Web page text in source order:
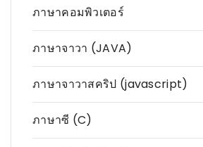
ภาษาคอมพิวเตอร์
ภาษาจาวา (JAVA)
ภาษาจาวาสคริป (javascript)
ภาษาซี (C)